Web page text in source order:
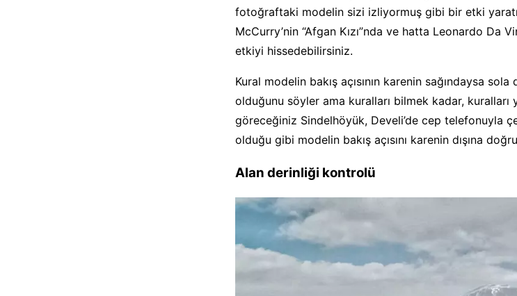
fotoğraftaki modelin sizi izliyormuş gibi bir etki
McCurry’nin “Afgan Kızı”nda ve hatta Leonardo Da
etkiyi hissedebilirsiniz.
Kural modelin bakış açısının karenin sağındaysa
olduğunu söyler ama kuralları bilmek kadar, kuralları
göreceğiniz Sindelhöyük, Develi’de cep telefonuyla
olduğu gibi modelin bakış açısını karenin dışına
Alan derinliği kontrolü